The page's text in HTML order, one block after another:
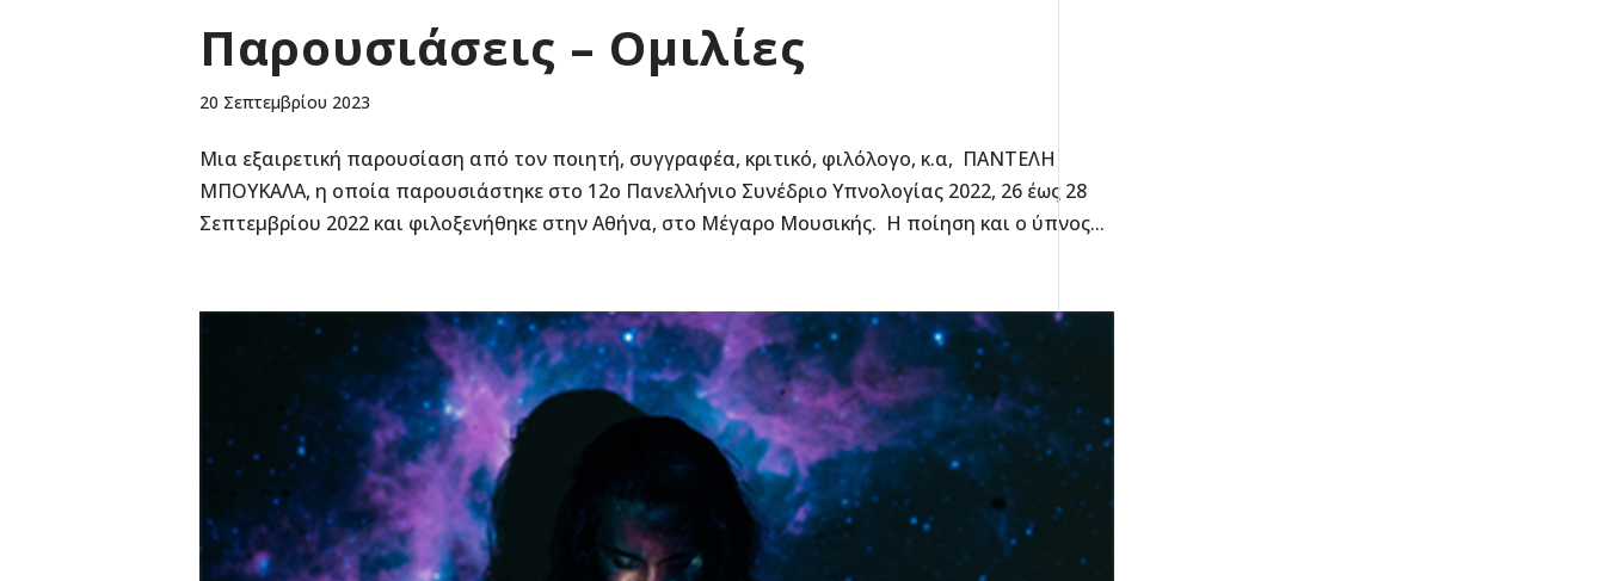
Παρουσιάσεις – Ομιλίες
20 Σεπτεμβρίου 2023
Μια εξαιρετική παρουσίαση από τον ποιητή, συγγραφέα, κριτικό, φιλόλογο, κ.α, ΠΑΝΤΕΛΗ
ΜΠΟΥΚΑΛΑ, η οποία παρουσιάστηκε στο 12ο Πανελλήνιο Συνέδριο Υπνολογίας 2022, 26 έως 28
Σεπτεμβρίου 2022 και φιλοξενήθηκε στην Αθήνα, στο Μέγαρο Μουσικής. Η ποίηση και ο ύπνος...